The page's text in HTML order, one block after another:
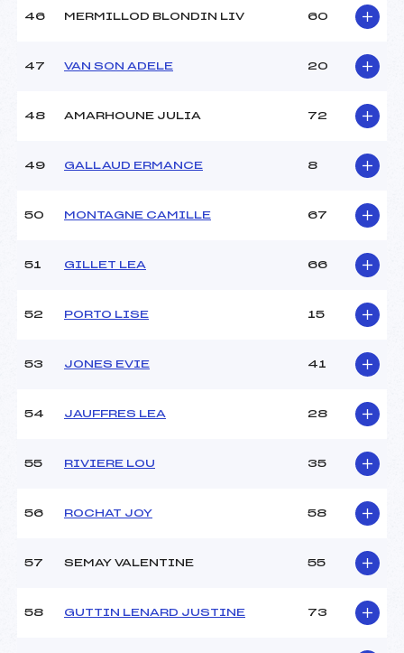
46 MERMILLOD BLONDIN LIV 60
47 VAN SON ADELE 20
48 AMARHOUNE JULIA 72
49 GALLAUD ERMANCE 8
50 MONTAGNE CAMILLE 67
51 GILLET LEA 66
52 PORTO LISE 15
53 JONES EVIE 41
54 JAUFFRES LEA 28
55 RIVIERE LOU 35
56 ROCHAT JOY 58
57 SEMAY VALENTINE 55
58 GUTTIN LENARD JUSTINE 73